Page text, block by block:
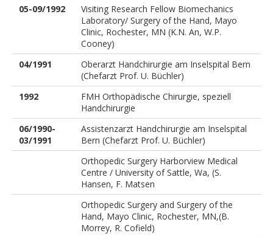
05-09/1992
Visiting Research Fellow Biomechanics
Laboratory/ Surgery of the Hand, Mayo
Clinic, Rochester, MN (K.N. An, W.P.
Cooney)
04/1991
Oberarzt Handchirurgie am Inselspital Bern
(Chefarzt Prof. U. Büchler)
1992
FMH Orthopädische Chirurgie, speziell
Handchirurgie
06/1990-
03/1991
Assistenzarzt Handchirurgie am Inselspital
Bern (Chefarzt Prof. U. Büchler)
Orthopedic Surgery Harborview Medical
Centre / University of Sattle, Wa, (S.
Hansen, F. Matsen
Orthopedic Surgery and Surgery of the
Hand, Mayo Clinic, Rochester, MN,(B.
Morrey, R. Cofield)